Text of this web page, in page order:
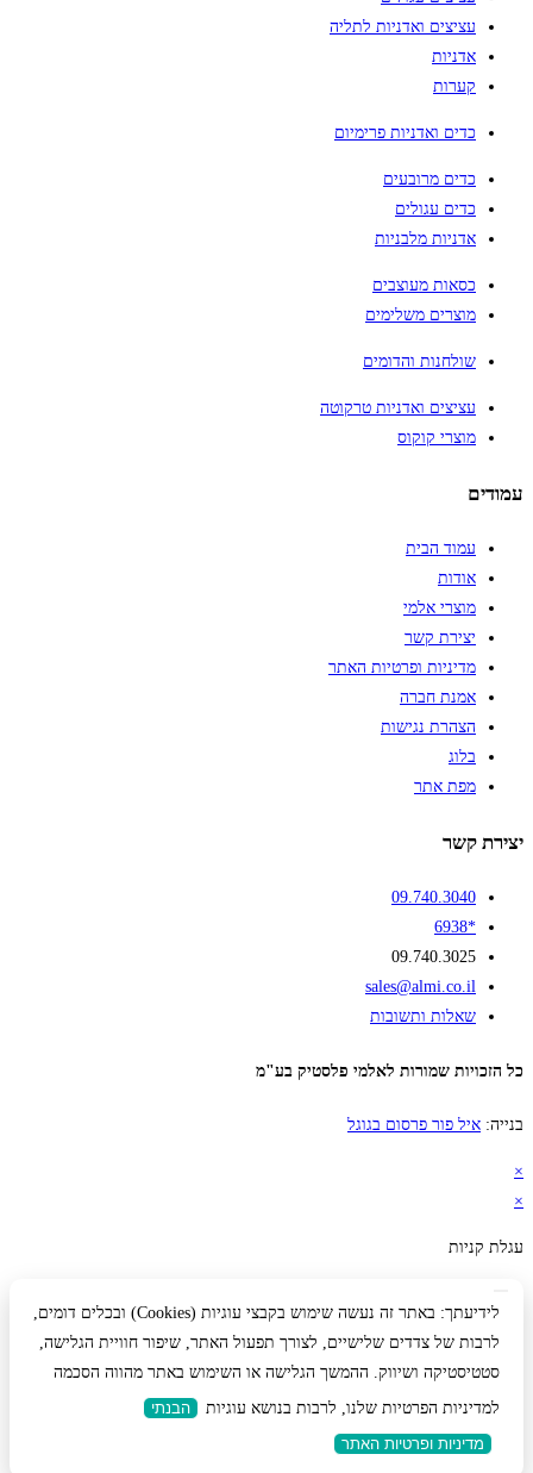
עציצים ואדניות לתליה
אדניות
קערות
כדים ואדניות פרימיום
כדים מרובעים
כדים עגולים
אדניות מלבניות
כסאות מעוצבים
מוצרים משלימים
שולחנות והדומים
עציצים ואדניות טרקוטה
מוצרי קוקוס
עמודים
עמוד הבית
אודות
מוצרי אלמי
יצירת קשר
מדיניות ופרטיות האתר
אמנת חברה
הצהרת נגישות
בלוג
מפת אתר
יצירת קשר
09.740.3040
*6938
09.740.3025
sales@almi.co.il
שאלות ותשובות
כל הזכויות שמורות לאלמי פלסטיק בע"מ
בנייה: איל פור פרסום בגוגל
×
×
עגלת קניות
לידיעתך: באתר זה נעשה שימוש בקבצי עוגיות (Cookies) ובכלים דומים,
לרבות של צדדים שלישיים, לצורך תפעול האתר, שיפור חוויית הגלישה,
סטטיסטיקה ושיווק. ההמשך הגלישה או השימוש באתר מהווה הסכמה
למדיניות הפרטיות שלנו, לרבות בנושא עוגיות
הבנתי
מדיניות ופרטיות האתר